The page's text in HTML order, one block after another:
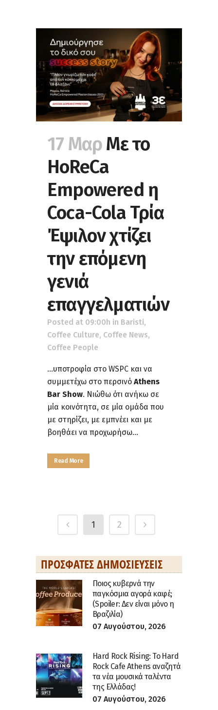
17 ΜαρΜε το
HoReCa
Empowered η
Coca-Cola Τρία
Έψιλον χτίζει
την επόμενη
γενιά
επαγγελματιών
Posted at 09:00h in Baristi,
Coffee Culture, Coffee News,
Coffee People
...υποτροφία στο WSPC και να
συμμετέχω στο περσινό Athens
Bar Show. Νιώθω ότι ανήκω σε
μία κοινότητα, σε μία ομάδα που
με στηρίζει, με εμπνέει και με
βοηθάει να προχωρήσω...
Read More
1 2
ΠΡΌΣΦΑΤΕΣ ΔΗΜΟΣΙΕΎΣΕΙΣ
Ποιος κυβερνά την
παγκόσμια αγορά καφέ;
(Spoiler: Δεν είναι μόνο η
Βραζιλία)
07 Αυγούστου, 2026
Hard Rock Rising: Το Hard
Rock Cafe Athens αναζητά
τα νέα μουσικά ταλέντα
της Ελλάδας!
07 Αυγούστου, 2026